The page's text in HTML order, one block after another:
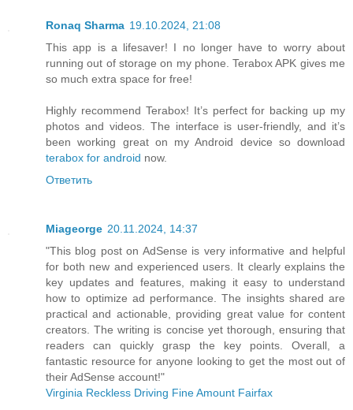
Ronaq Sharma 19.10.2024, 21:08
This app is a lifesaver! I no longer have to worry about
running out of storage on my phone. Terabox APK gives me
so much extra space for free!
Highly recommend Terabox! It’s perfect for backing up my
photos and videos. The interface is user-friendly, and it’s
been working great on my Android device so download
terabox for android now.
Ответить
Miageorge 20.11.2024, 14:37
"This blog post on AdSense is very informative and helpful
for both new and experienced users. It clearly explains the
key updates and features, making it easy to understand
how to optimize ad performance. The insights shared are
practical and actionable, providing great value for content
creators. The writing is concise yet thorough, ensuring that
readers can quickly grasp the key points. Overall, a
fantastic resource for anyone looking to get the most out of
their AdSense account!"
Virginia Reckless Driving Fine Amount Fairfax